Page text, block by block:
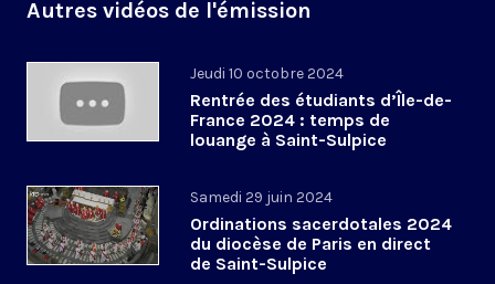
Autres vidéos de l'émission
Jeudi 10 octobre 2024
Rentrée des étudiants d’Île-de-
France 2024 : temps de
louange à Saint-Sulpice
Samedi 29 juin 2024
Ordinations sacerdotales 2024
du diocèse de Paris en direct
de Saint-Sulpice